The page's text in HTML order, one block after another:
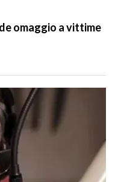
omaggio a vittime